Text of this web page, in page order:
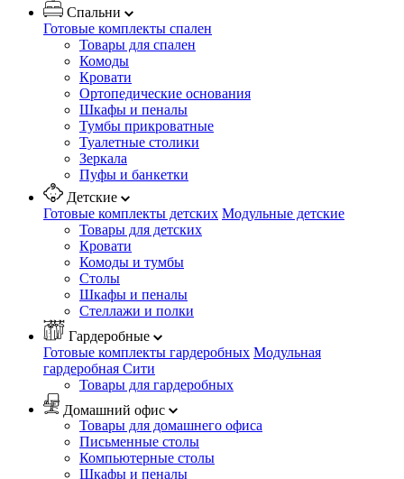
Спальни
Готовые комплекты спален
Товары для спален
Комоды
Кровати
Ортопедические основания
Шкафы и пеналы
Тумбы прикроватные
Туалетные столики
Зеркала
Пуфы и банкетки
Детские
Готовые комплекты детских Модульные детские
Товары для детских
Кровати
Комоды и тумбы
Столы
Шкафы и пеналы
Стеллажи и полки
Гардеробные
Готовые комплекты гардеробных Модульная
гардеробная Сити
Товары для гардеробных
Домашний офис
Товары для домашнего офиса
Письменные столы
Компьютерные столы
Шкафы и пеналы